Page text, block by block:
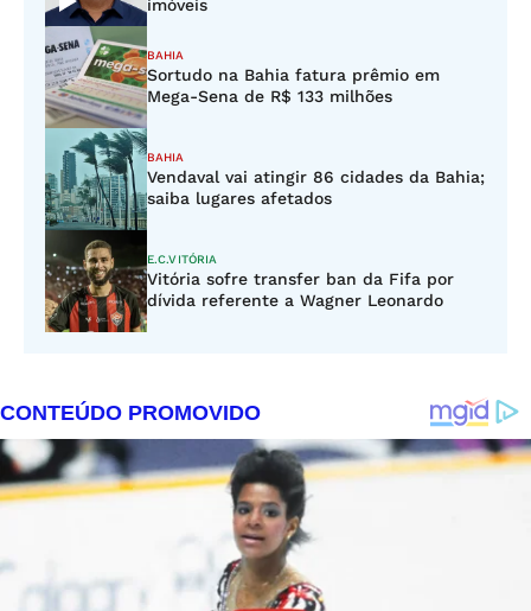
imóveis
BAHIA
Sortudo na Bahia fatura prêmio em
Mega-Sena de R$ 133 milhões
BAHIA
Vendaval vai atingir 86 cidades da Bahia;
saiba lugares afetados
E.C.VITÓRIA
Vitória sofre transfer ban da Fifa por
dívida referente a Wagner Leonardo